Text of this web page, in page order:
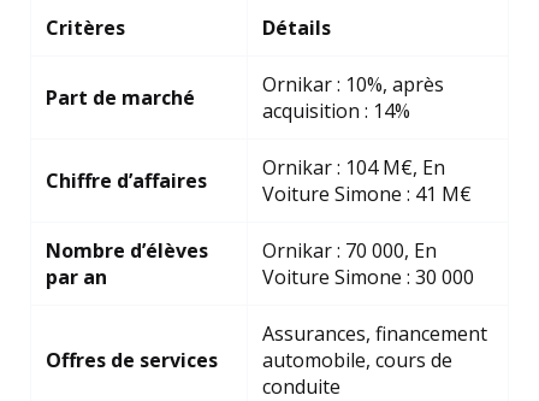
Critères Détails
Part de marché
Ornikar : 10%, après
acquisition : 14%
Chiffre d’affaires
Ornikar : 104 M€, En
Voiture Simone : 41 M€
Nombre d’élèves
par an
Ornikar : 70 000, En
Voiture Simone : 30 000
Offres de services
Assurances, financement
automobile, cours de
conduite